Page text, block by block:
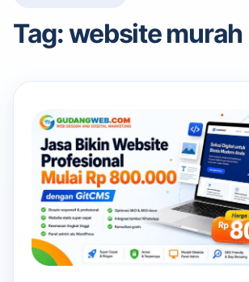
Tag:website murah